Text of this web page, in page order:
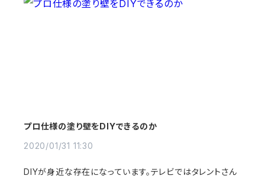
プロ仕様の塗り壁をDIYできるのか
2020/01/31 11:30
DIYが身近な存在になっています。テレビではタレントさん